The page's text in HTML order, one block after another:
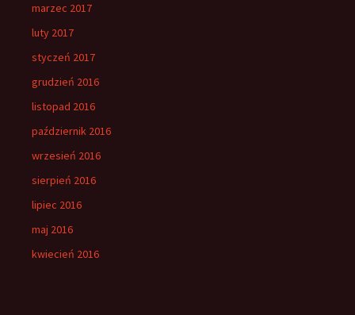
marzec 2017
luty 2017
styczeń 2017
grudzień 2016
listopad 2016
październik 2016
wrzesień 2016
sierpień 2016
lipiec 2016
maj 2016
kwiecień 2016